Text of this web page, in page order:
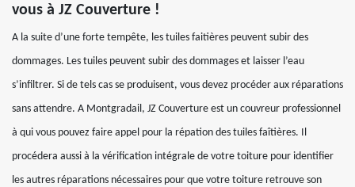
vous à JZ Couverture !
A la suite d’une forte tempête, les tuiles faitières peuvent subir des
dommages. Les tuiles peuvent subir des dommages et laisser l’eau
s’infiltrer. Si de tels cas se produisent, vous devez procéder aux réparations
sans attendre. A Montgradail, JZ Couverture est un couvreur professionnel
à qui vous pouvez faire appel pour la répation des tuiles faîtières. Il
procédera aussi à la vérification intégrale de votre toiture pour identifier
les autres réparations nécessaires pour que votre toiture retrouve son